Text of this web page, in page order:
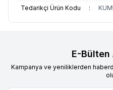
Tedarikçi Ürün Kodu
:
E-Bülten
Kampanya ve yeniliklerden